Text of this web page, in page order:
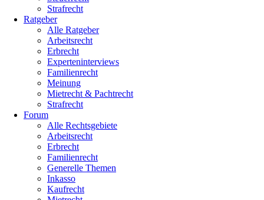
Strafrecht
Ratgeber
Alle Ratgeber
Arbeitsrecht
Erbrecht
Experteninterviews
Familienrecht
Meinung
Mietrecht & Pachtrecht
Strafrecht
Forum
Alle Rechtsgebiete
Arbeitsrecht
Erbrecht
Familienrecht
Generelle Themen
Inkasso
Kaufrecht